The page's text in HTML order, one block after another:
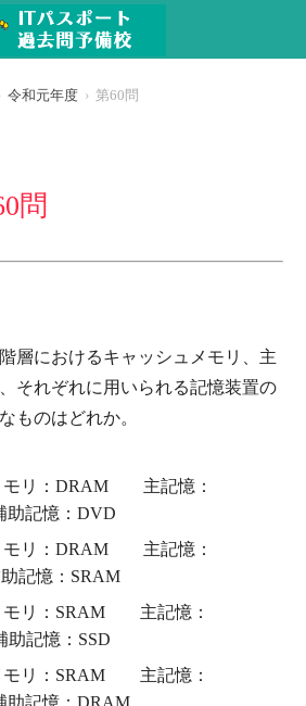
令和元年度 第60問
問
層におけるキャッシュメモリ、主
それぞれに用いられる記憶装置の
ものはどれか。
モリ：DRAM 主記憶：
憶：DVD
モリ：DRAM 主記憶：
憶：SRAM
モリ：SRAM 主記憶：
記憶：SSD
モリ：SRAM 主記憶：
憶：DRAM